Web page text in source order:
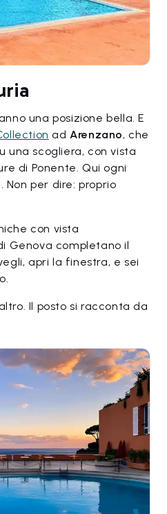
una posizione bella. E
ad Arenzano, che
una scogliera, con vista
di Ponente. Qui ogni
per dire: proprio
con vista
Genova completano il
apri la finestra, e sei
Il posto si racconta da